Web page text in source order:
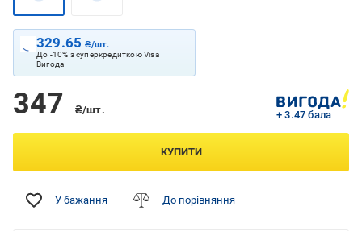
329.65₴/шт.
До -10% з суперкредиткою Visa
Вигода
347 ₴/шт. + 3.47 бала
КУПИТИ
У бажання До порівняння